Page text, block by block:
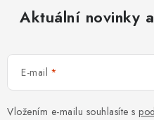
Aktuální novinky
E-mail
Vložením e-mailu souhlasíte s